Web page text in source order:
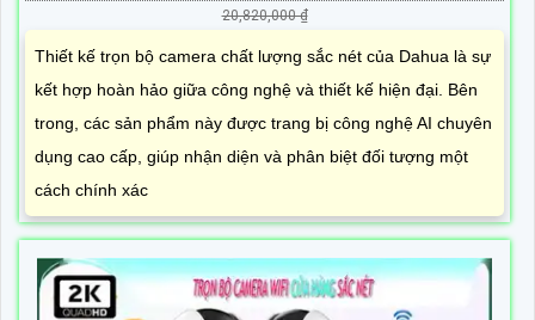
20,820,000 ₫
Thiết kế trọn bộ camera chất lượng sắc nét của Dahua là sự
kết hợp hoàn hảo giữa công nghệ và thiết kế hiện đại. Bên
trong, các sản phẩm này được trang bị công nghệ AI chuyên
dụng cao cấp, giúp nhận diện và phân biệt đối tượng một
cách chính xác